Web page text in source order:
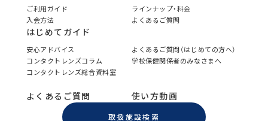
ご利用ガイド
ラインナップ・料金
入会方法
よくあるご質問
はじめてガイド
安心アドバイス
よくあるご質問（はじめての方へ）
コンタクトレンズコラム
学校保健関係者のみなさまへ
コンタクトレンズ総合資料室
よくあるご質問 使い方動画
取扱施設検索